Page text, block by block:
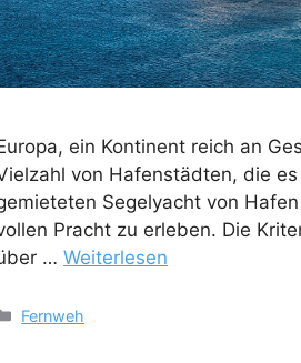
ein Kontinent reich an
von Hafenstädten, die
Segelyacht von
Pracht zu erleben. Die
… Weiterlesen
Kategorien
Fernweh